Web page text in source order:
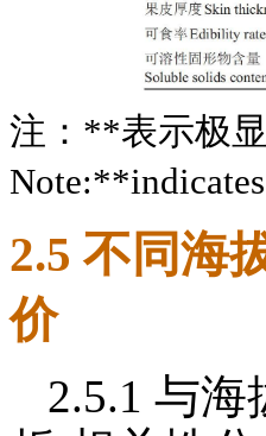
注：**表示极
2.5 不同海
价
2.5.1 与